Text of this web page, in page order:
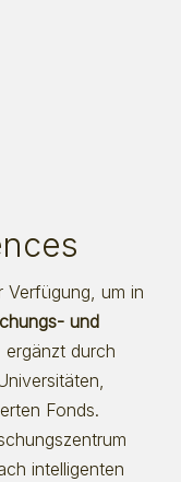
Verfügung, um in
und
durch
Fonds.
intelligenten